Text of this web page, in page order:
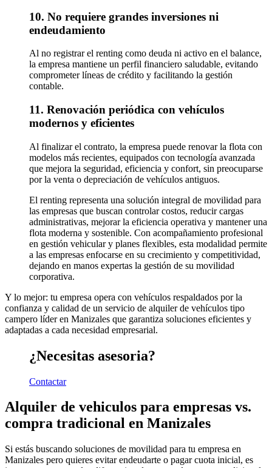
10. No requiere grandes inversiones ni
endeudamiento
Al no registrar el renting como deuda ni activo en el balance,
la empresa mantiene un perfil financiero saludable, evitando
comprometer líneas de crédito y facilitando la gestión
contable.
11. Renovación periódica con vehículos
modernos y eficientes
Al finalizar el contrato, la empresa puede renovar la flota con
modelos más recientes, equipados con tecnología avanzada
que mejora la seguridad, eficiencia y confort, sin preocuparse
por la venta o depreciación de vehículos antiguos.
El renting representa una solución integral de movilidad para
las empresas que buscan controlar costos, reducir cargas
administrativas, mejorar la eficiencia operativa y mantener una
flota moderna y sostenible. Con acompañamiento profesional
en gestión vehicular y planes flexibles, esta modalidad permite
a las empresas enfocarse en su crecimiento y competitividad,
dejando en manos expertas la gestión de su movilidad
corporativa.
Y lo mejor: tu empresa opera con vehículos respaldados por la
confianza y calidad de un servicio de alquiler de vehículos tipo
campero líder en Manizales que garantiza soluciones eficientes y
adaptadas a cada necesidad empresarial.
¿Necesitas asesoria?
Contactar
Alquiler de vehiculos para empresas vs.
compra tradicional en Manizales
Si estás buscando soluciones de movilidad para tu empresa en
Manizales pero quieres evitar endeudarte o pagar cuota inicial, es